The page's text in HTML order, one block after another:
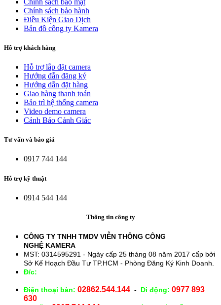
Chính sách bảo hành
Điều Kiện Giao Dịch
Bản đồ công ty Kamera
Hỗ trợ khách hàng
Hỗ trợ lắp đặt camera
Hướng đẫn đăng ký
Hướng dẫn đặt hàng
Giao hàng thanh toán
Bảo trì hệ thống camera
Video demo camera
Cảnh Báo Cảnh Giác
Tư vấn và báo giá
0917 744 144
Hỗ trợ kỹ thuật
0914 544 144
Thông tin công ty
CÔNG TY TNHH TMDV VIỄN THÔNG CÔNG
NGHỆ KAMERA
MST: 0314595291 - Ngày cấp 25 tháng 08 năm 2017 cấp bởi
Sở Kế Hoạch Đầu Tư TP.HCM - Phòng Đăng Ký Kinh Doanh.
Đ/c:
Điện thoại bàn: 02862.544.144 - Di động: 0977 893
630